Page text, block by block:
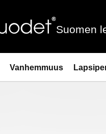
Suomen
Vanhemmuus